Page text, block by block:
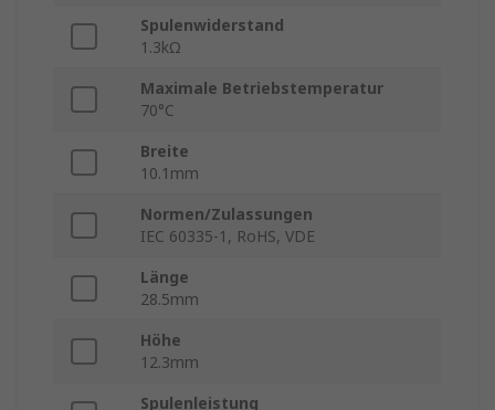
Spulenwiderstand
1.3kΩ
Maximale Betriebstemperatur
70°C
Breite
10.1mm
Normen/Zulassungen
IEC 60335-1, RoHS, VDE
Länge
28.5mm
Höhe
12.3mm
Spulenleistung